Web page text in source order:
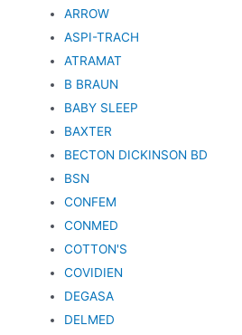
ARROW
ASPI-TRACH
ATRAMAT
B BRAUN
BABY SLEEP
BAXTER
BECTON DICKINSON BD
BSN
CONFEM
CONMED
COTTON'S
COVIDIEN
DEGASA
DELMED